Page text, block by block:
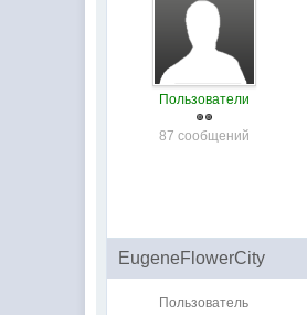
Пользователи
87 сообщений
EugeneFlowerCity
Пользователь